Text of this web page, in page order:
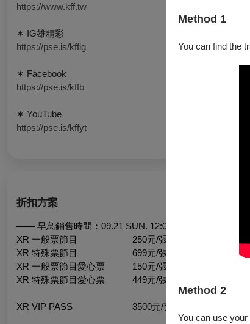
Method 1
You can find the
Method 2
You can use
https://www.kff.tw
✶ IG雄精彩 ​ ​ ​
https://pse.is/kffig
✶ Facebook ​
https://pse.is/kffb
✶ YouTube ​ ​ ​
https://pse.is/kffyt
折扣方案
—— 早鳥銷售時間：09.21 SUN. 12:00 － 10.09 FRI.
XR 一般票節目 250元/張
XR 特殊票節目 699元/張
XR 一般票節目愛心票 150元/張
XR 特殊票節目愛心票 449元/張
XR VIP PASS 3500元/套